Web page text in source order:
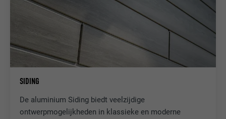
SIDING
De aluminium Siding biedt veelzijdige
ontwerpmogelijkheden in klassieke en moderne